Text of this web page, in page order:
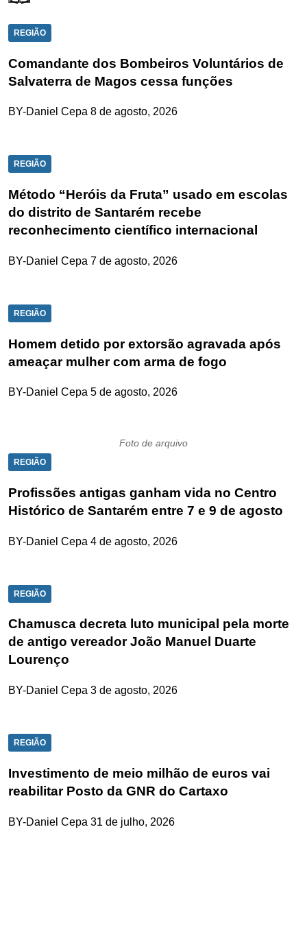
REGIÃO
Comandante dos Bombeiros Voluntários de
Salvaterra de Magos cessa funções
BY-Daniel Cepa 8 de agosto, 2026
REGIÃO
Método “Heróis da Fruta” usado em escolas
do distrito de Santarém recebe
reconhecimento científico internacional
BY-Daniel Cepa 7 de agosto, 2026
REGIÃO
Homem detido por extorsão agravada após
ameaçar mulher com arma de fogo
BY-Daniel Cepa 5 de agosto, 2026
Foto de arquivo
REGIÃO
Profissões antigas ganham vida no Centro
Histórico de Santarém entre 7 e 9 de agosto
BY-Daniel Cepa 4 de agosto, 2026
REGIÃO
Chamusca decreta luto municipal pela morte
de antigo vereador João Manuel Duarte
Lourenço
BY-Daniel Cepa 3 de agosto, 2026
REGIÃO
Investimento de meio milhão de euros vai
reabilitar Posto da GNR do Cartaxo
BY-Daniel Cepa 31 de julho, 2026